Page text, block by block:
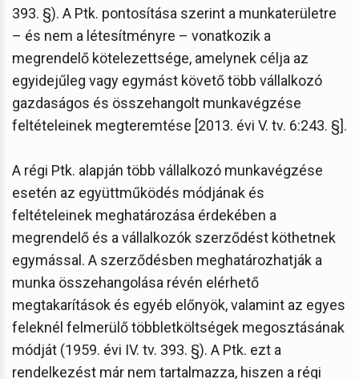
393. §). A Ptk. pontosítása szerint a munkaterületre
– és nem a létesítményre – vonatkozik a
megrendelő kötelezettsége, amelynek célja az
egyidejűleg vagy egymást követő több vállalkozó
gazdaságos és összehangolt munkavégzése
feltételeinek megteremtése [2013. évi V. tv. 6:243. §].
A régi Ptk. alapján több vállalkozó munkavégzése
esetén az együttműködés módjának és
feltételeinek meghatározása érdekében a
megrendelő és a vállalkozók szerződést köthetnek
egymással. A szerződésben meghatározhatják a
munka összehangolása révén elérhető
megtakarítások és egyéb előnyök, valamint az egyes
feleknél felmerülő többletköltségek megosztásának
módját (1959. évi IV. tv. 393. §). A Ptk. ezt a
rendelkezést már nem tartalmazza, hiszen a régi